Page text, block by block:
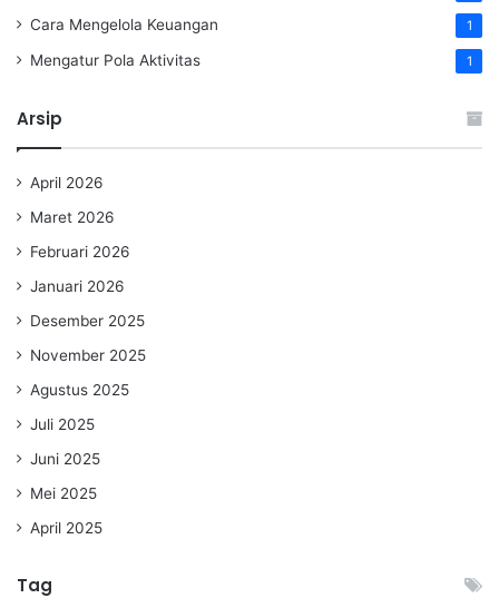
Cara Mengelola Keuangan 1
Mengatur Pola Aktivitas 1
Arsip
April 2026
Maret 2026
Februari 2026
Januari 2026
Desember 2025
November 2025
Agustus 2025
Juli 2025
Juni 2025
Mei 2025
April 2025
Tag